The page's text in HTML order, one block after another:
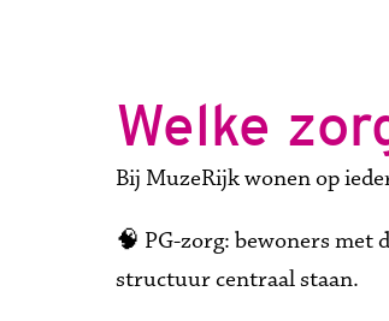
Welke
Bij MuzeRijk wonen op
🧠 PG-zorg: bewoners met
structuur centraal staan.